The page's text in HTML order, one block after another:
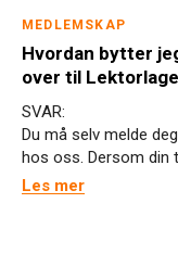
MEDLEMSKAP
Hvordan bytter
over til
SVAR:
Du må selv melde
hos oss. Dersom din
Les mer